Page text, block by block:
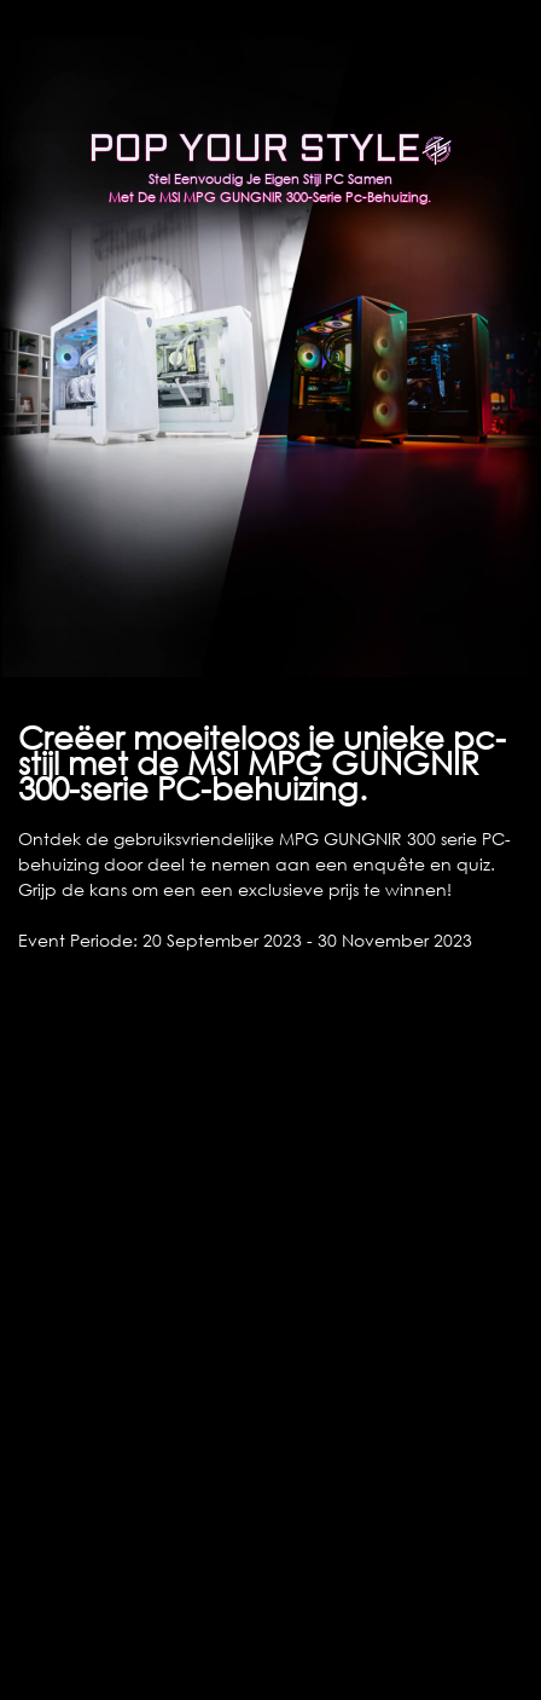
POP YOUR STYLE
Stel Eenvoudig Je Eigen Stijl PC Samen
Met De MSI MPG GUNGNIR 300-Serie Pc-Behuizing.
Creëer moeiteloos je unieke pc-
stijl met de MSI MPG GUNGNIR
300-serie PC-behuizing.
Ontdek de gebruiksvriendelijke MPG GUNGNIR 300 serie PC-
behuizing door deel te nemen aan een enquête en quiz.
Grijp de kans om een een exclusieve prijs te winnen!
Event Periode: 20 September 2023 - 30 November 2023